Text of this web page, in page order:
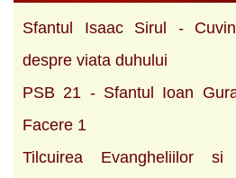
Sfantul Isaac Sirul -
despre viata duhului
PSB 21 - Sfantul Ioan
Facere 1
Tilcuirea Evangheliilor